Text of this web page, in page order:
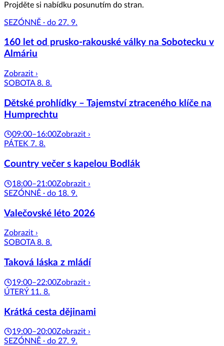
Projděte si nabídku posunutím do stran.
SEZÓNNĚ · do 27. 9.
160 let od prusko-rakouské války na Sobotecku v
Almáriu
Zobrazit ›
SOBOTA 8. 8.
Dětské prohlídky – Tajemství ztraceného klíče na
Humprechtu
09:00–16:00Zobrazit ›
PÁTEK 7. 8.
Country večer s kapelou Bodlák
18:00–21:00Zobrazit ›
SEZÓNNĚ · do 18. 9.
Valečovské léto 2026
Zobrazit ›
SOBOTA 8. 8.
Taková láska z mládí
19:00–22:00Zobrazit ›
ÚTERÝ 11. 8.
Krátká cesta dějinami
19:00–20:00Zobrazit ›
SEZÓNNĚ · do 27. 9.